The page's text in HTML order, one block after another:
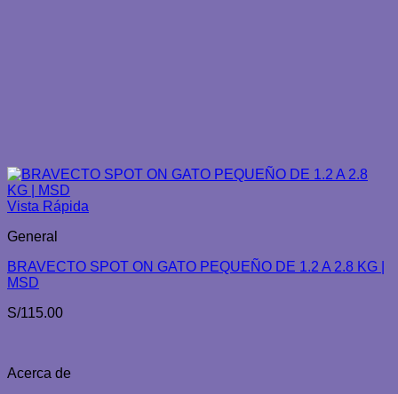
Vista Rápida
General
BRAVECTO SPOT ON GATO PEQUEÑO DE 1.2 A 2.8 KG |
MSD
S/115.00
Acerca de